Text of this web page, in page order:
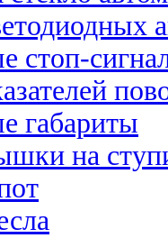
стоп-
габариты
на